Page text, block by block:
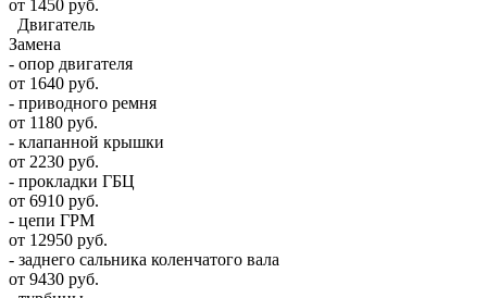
от 1450 руб.
Двигатель
Замена
- опор двигателя
от 1640 руб.
- приводного ремня
от 1180 руб.
- клапанной крышки
от 2230 руб.
- прокладки ГБЦ
от 6910 руб.
- цепи ГРМ
от 12950 руб.
- заднего сальника коленчатого вала
от 9430 руб.